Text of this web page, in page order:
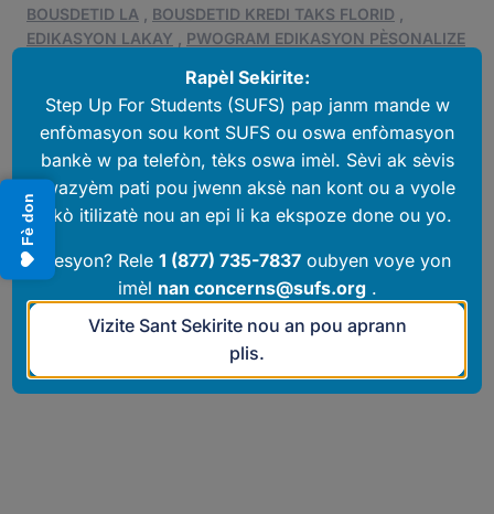
Fè don
BOUSDETID LA
BOUSDETID KREDI TAKS FLORID
EDIKASYON LAKAY
PWOGRAM EDIKASYON PÈSONALIZE
Bousdetid Ed Choice ede etidyan-atlèt navige nan mond Non, Imaj, ak
Resanblans.
17 novanm 2025 Pa Roger Mooney
CLEARWATER, Florid – Yon chèk fèk rive nan lapòs pou Landon Green,
konpansasyon li pou de zèdtan li te pase ap siyen kat bezbòl tèt li yon jou ete pase
a. Li te siyen 2,000 kat epi li te resevwa $1 pou chak siyati. Sa se yon bon jou
peman pou nenpòt moun, sitou yon elèv lekòl segondè 17 an ki […]
Aprann Plis
Rapèl Sekirite:
Step Up For Students (SUFS) pap janm mande w
enfòmasyon sou kont SUFS ou oswa enfòmasyon
bankè w pa telefòn, tèks oswa imèl. Sèvi ak sèvis
twazyèm pati pou jwenn aksè nan kont ou a vyole
akò itilizatè nou an epi li ka ekspoze done ou yo.
Kesyon? Rele 1 (877) 735-7837 oubyen voye yon
imèl nan concerns@sufs.org.
Vizite Sant Sekirite nou an pou aprann
plis.